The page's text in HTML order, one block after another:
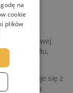
internetowej
jego kształtu,
skontaktuje się z
w celu
na
cookie
plików